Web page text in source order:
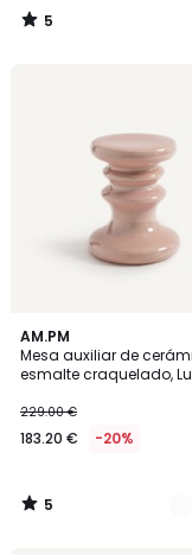
5
/
AM.PM
Mesa auxiliar de
esmalte craquelado,
229.00 €
183.20 € -20%
5
/
5
2
Colores
5
/